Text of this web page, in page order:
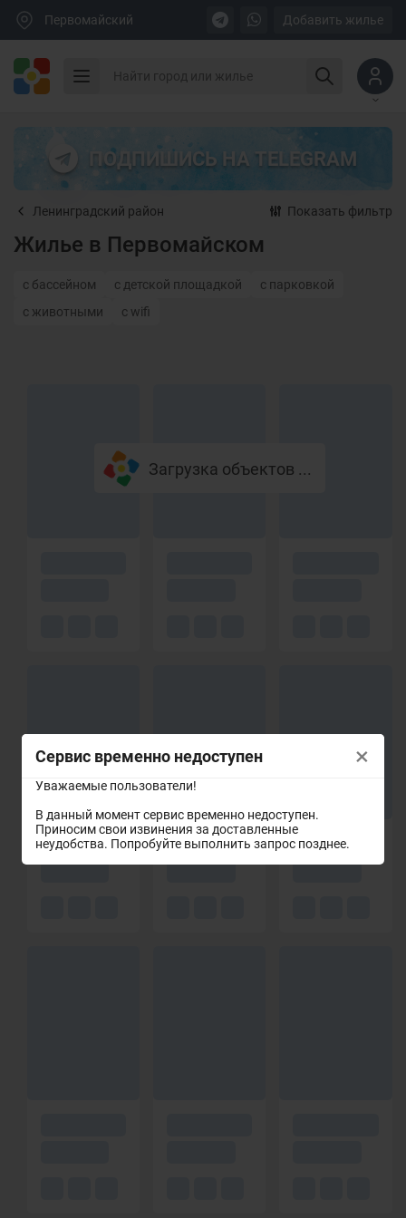
Сервис временно недоступен
Уважаемые пользователи!
В данный момент сервис временно недоступен.
Приносим свои извинения за доставленные
неудобства. Попробуйте выполнить запрос позднее.
×
Первомайский Добавить жилье
ПОДПИШИСЬ НА TELEGRAM
Ленинградский район Показать фильтр
Жилье в Первомайском
с бассейном с детской площадкой
с парковкой
с животными
с wifi
Загрузка объектов ...